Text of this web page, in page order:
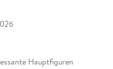
Hauptfiguren